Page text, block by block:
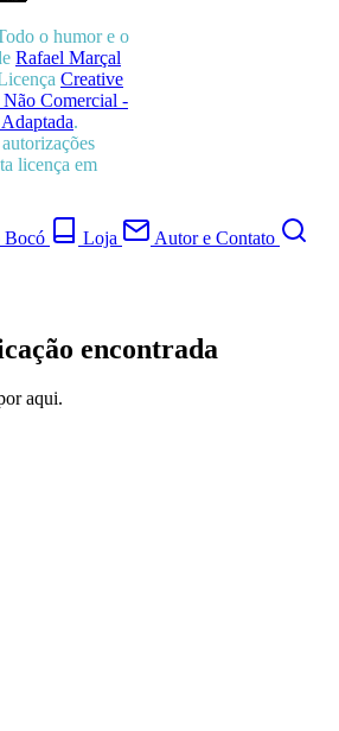
o humor e o
Rafael Marçal
Creative
Comercial -
.
licença em
Bocó Loja
Autor e Contato
encontrada
aqui.